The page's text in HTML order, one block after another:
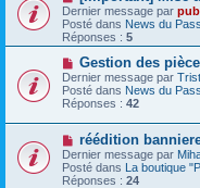
Dernier message par
Posté dans News du
Réponses : 5
Gestion des
Dernier message par
Posté dans News du
Réponses : 42
réédition
Dernier message par
Posté dans La boutique
Réponses : 24